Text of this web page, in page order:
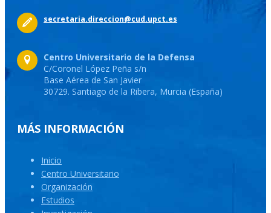
secretaria.direccion@cud.upct.es
Centro Universitario de la Defensa
C/Coronel López Peña s/n
Base Aérea de San Javier
30729. Santiago de la Ribera, Murcia (España)
MÁS INFORMACIÓN
Inicio
Centro Universitario
Organización
Estudios